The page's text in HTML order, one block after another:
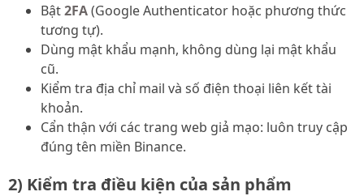
Bật2FA(Google Authenticator hoặc phương thức
tương tự).
Dùng mật khẩu mạnh, không dùng lại mật khẩu
cũ.
Kiểm tra địa chỉ mail và số điện thoại liên kết tài
khoản.
Cẩn thận với các trang web giả mạo: luôn truy cập
đúng tên miền Binance.
2) Kiểm tra điều kiện của sản phẩm